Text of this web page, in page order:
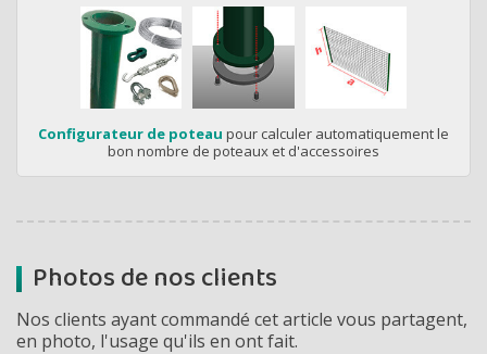
Configurateur de poteau pour calculer automatiquement le
bon nombre de poteaux et d'accessoires
Photos de nos clients
Nos clients ayant commandé cet article vous partagent,
en photo, l'usage qu'ils en ont fait.